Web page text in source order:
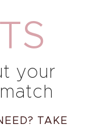
your
TAKE